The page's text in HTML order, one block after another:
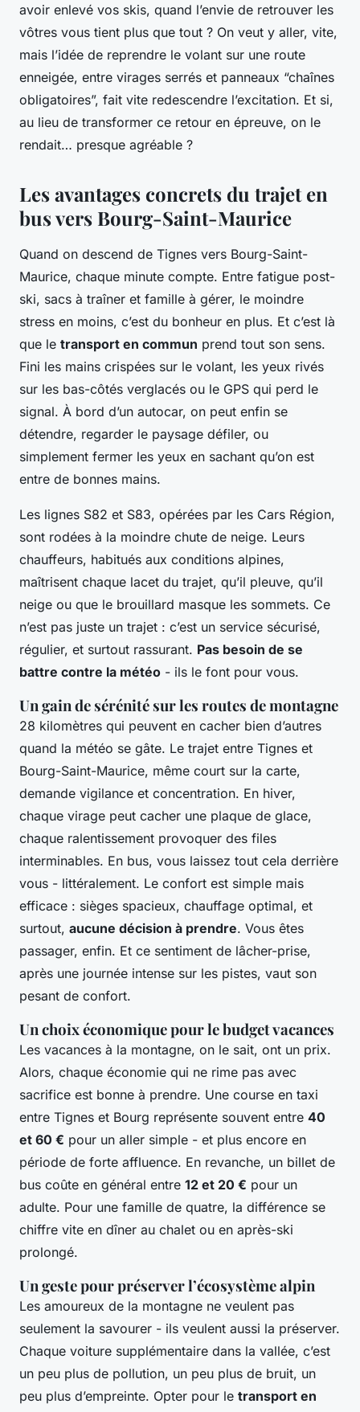
avoir enlevé vos skis, quand l’envie de retrouver les
vôtres vous tient plus que tout ? On veut y aller, vite,
mais l’idée de reprendre le volant sur une route
enneigée, entre virages serrés et panneaux “chaînes
obligatoires”, fait vite redescendre l’excitation. Et si,
au lieu de transformer ce retour en épreuve, on le
rendait… presque agréable ?
Les avantages concrets du trajet en
bus vers Bourg-Saint-Maurice
Quand on descend de Tignes vers Bourg-Saint-
Maurice, chaque minute compte. Entre fatigue post-
ski, sacs à traîner et famille à gérer, le moindre
stress en moins, c’est du bonheur en plus. Et c’est là
que le transport en commun prend tout son sens.
Fini les mains crispées sur le volant, les yeux rivés
sur les bas-côtés verglacés ou le GPS qui perd le
signal. À bord d’un autocar, on peut enfin se
détendre, regarder le paysage défiler, ou
simplement fermer les yeux en sachant qu’on est
entre de bonnes mains.
Les lignes S82 et S83, opérées par les Cars Région,
sont rodées à la moindre chute de neige. Leurs
chauffeurs, habitués aux conditions alpines,
maîtrisent chaque lacet du trajet, qu’il pleuve, qu’il
neige ou que le brouillard masque les sommets. Ce
n’est pas juste un trajet : c’est un service sécurisé,
régulier, et surtout rassurant. Pas besoin de se
battre contre la météo - ils le font pour vous.
Un gain de sérénité sur les routes de montagne
28 kilomètres qui peuvent en cacher bien d’autres
quand la météo se gâte. Le trajet entre Tignes et
Bourg-Saint-Maurice, même court sur la carte,
demande vigilance et concentration. En hiver,
chaque virage peut cacher une plaque de glace,
chaque ralentissement provoquer des files
interminables. En bus, vous laissez tout cela derrière
vous - littéralement. Le confort est simple mais
efficace : sièges spacieux, chauffage optimal, et
surtout, aucune décision à prendre. Vous êtes
passager, enfin. Et ce sentiment de lâcher-prise,
après une journée intense sur les pistes, vaut son
pesant de confort.
Un choix économique pour le budget vacances
Les vacances à la montagne, on le sait, ont un prix.
Alors, chaque économie qui ne rime pas avec
sacrifice est bonne à prendre. Une course en taxi
entre Tignes et Bourg représente souvent entre 40
et 60 € pour un aller simple - et plus encore en
période de forte affluence. En revanche, un billet de
bus coûte en général entre 12 et 20 € pour un
adulte. Pour une famille de quatre, la différence se
chiffre vite en dîner au chalet ou en après-ski
prolongé.
Un geste pour préserver l’écosystème alpin
Les amoureux de la montagne ne veulent pas
seulement la savourer - ils veulent aussi la préserver.
Chaque voiture supplémentaire dans la vallée, c’est
un peu plus de pollution, un peu plus de bruit, un
peu plus d’empreinte. Opter pour le transport en